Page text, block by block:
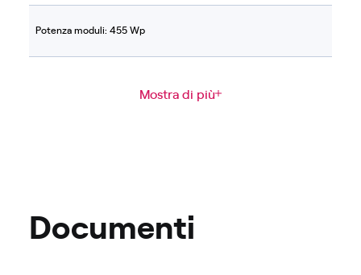
Potenza moduli: 455 Wp
Mostra di più
Documenti